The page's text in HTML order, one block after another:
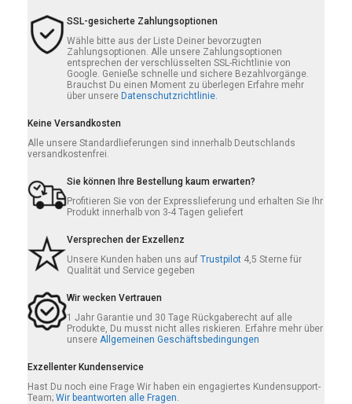
SSL-gesicherte Zahlungsoptionen
Wähle bitte aus der Liste Deiner bevorzugten
Zahlungsoptionen. Alle unsere Zahlungsoptionen
entsprechen der verschlüsselten SSL-Richtlinie von
Google. Genieße schnelle und sichere Bezahlvorgänge.
Brauchst Du einen Moment zu überlegen Erfahre mehr
über unsere Datenschutzrichtlinie.
Keine Versandkosten
Alle unsere Standardlieferungen sind innerhalb Deutschlands
versandkostenfrei.
Sie können Ihre Bestellung kaum erwarten?
Profitieren Sie von der Expresslieferung und erhalten Sie Ihr
Produkt innerhalb von 3-4 Tagen geliefert
Versprechen der Exzellenz
Unsere Kunden haben uns auf Trustpilot 4,5 Sterne für
Qualität und Service gegeben
Wir wecken Vertrauen
1 Jahr Garantie und 30 Tage Rückgaberecht auf alle
Produkte, Du musst nicht alles riskieren. Erfahre mehr über
unsere Allgemeinen Geschäftsbedingungen
Exzellenter Kundenservice
Hast Du noch eine Frage Wir haben ein engagiertes Kundensupport-
Team; Wir beantworten alle Fragen.